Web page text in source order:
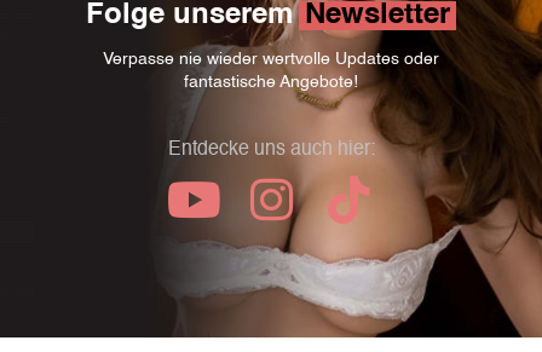
Folge unserem Newsletter
Verpasse nie wieder wertvolle Updates oder
fantastische Angebote!
Entdecke uns auch hier: